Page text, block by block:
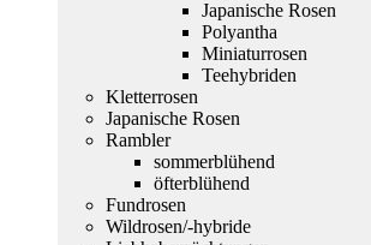
Japanische Rosen
Polyantha
Miniaturrosen
Teehybriden
Kletterrosen
Japanische Rosen
Rambler
sommerblühend
öfterblühend
Fundrosen
Wildrosen/-hybride